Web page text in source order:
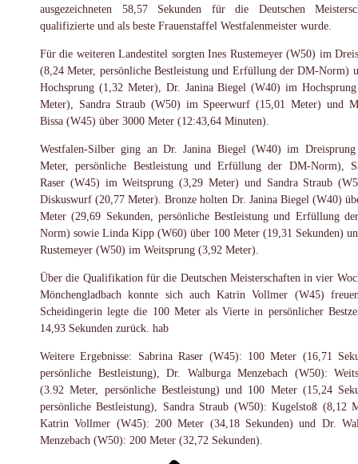
ausgezeichneten 58,57 Sekunden für die Deutschen
qualifizierte und als beste Frauenstaffel Westfalenmeister wurde.
Für die weiteren Landestitel sorgten Ines Rustemeyer (W50) im
(8,24 Meter, persönliche Bestleistung und Erfüllung der DM-Norm)
Hochsprung (1,32 Meter), Dr. Janina Biegel (W40) im
Meter), Sandra Straub (W50) im Speerwurf (15,01 Meter) und
Bissa (W45) über 3000 Meter (12:43,64 Minuten).
Westfalen-Silber ging an Dr. Janina Biegel (W40) im
Meter, persönliche Bestleistung und Erfüllung der DM-Norm),
Raser (W45) im Weitsprung (3,29 Meter) und Sandra Straub
Diskuswurf (20,77 Meter). Bronze holten Dr. Janina Biegel (W40)
Meter (29,69 Sekunden, persönliche Bestleistung und Erfüllung
Norm) sowie Linda Kipp (W60) über 100 Meter (19,31 Sekunden)
Rustemeyer (W50) im Weitsprung (3,92 Meter).
Über die Qualifikation für die Deutschen Meisterschaften in vier
Mönchengladbach konnte sich auch Katrin Vollmer (W45)
Scheidingerin legte die 100 Meter als Vierte in persönlicher
14,93 Sekunden zurück. hab
Weitere Ergebnisse: Sabrina Raser (W45): 100 Meter (16,71
persönliche Bestleistung), Dr. Walburga Menzebach (W50):
(3.92 Meter, persönliche Bestleistung) und 100 Meter (15,24
persönliche Bestleistung), Sandra Straub (W50): Kugelstoß (8,12
Katrin Vollmer (W45): 200 Meter (34,18 Sekunden) und Dr.
Menzebach (W50): 200 Meter (32,72 Sekunden).